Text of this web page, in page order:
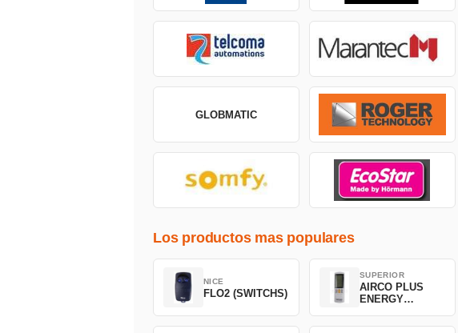
GLOBMATIC
Los productos mas populares
NICE
FLO2 (SWITCHS)
SUPERIOR
AIRCO PLUS
ENERGY